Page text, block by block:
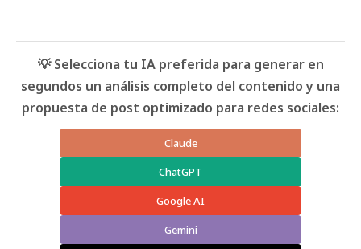
💡 Selecciona tu IA preferida para generar en
segundos un análisis completo del contenido y una
propuesta de post optimizado para redes sociales:
Claude
ChatGPT
Google AI
Gemini